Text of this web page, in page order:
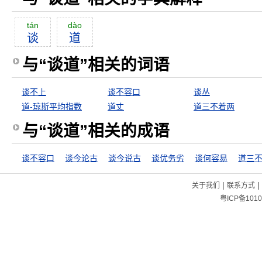
tán
谈
dào
道
与“谈道”相关的词语
谈不上 谈不容口
谈丛
道-琼斯平均指数
道丈 道三不着两
与“谈道”相关的成语
谈不容口 谈今论古 谈今说古 谈优务劣 谈何容易
关于我们 | 联系方式|
粤ICP备